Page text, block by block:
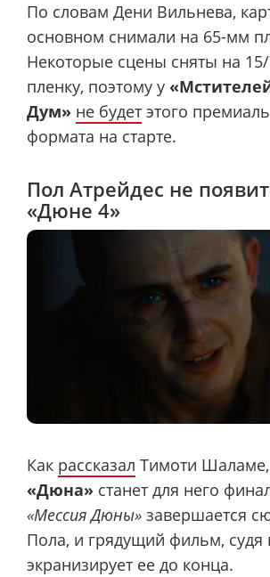
По словам Дени Вильнева,
основном снимали на 65-мм
Некоторые сцены сняты на
пленку, поэтому у
Дум» не будет этого
формата на старте.
Пол Атрейдес не
«Дюне 4»
Как рассказал Тимоти Шаламе,
«Дюна» станет для него
«Мессия Дюны» завершается
Пола, и грядущий фильм, судя
экранизирует ее до конца.